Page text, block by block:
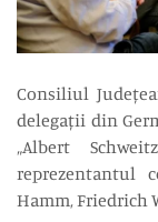
Consiliul
delegații din
„Albert
reprezentantul
Hamm, Friedrich